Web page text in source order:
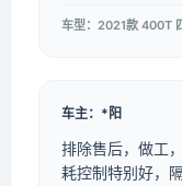
车型：2021款 400T
车主：*阳
排除售后，做工
耗控制特别好，